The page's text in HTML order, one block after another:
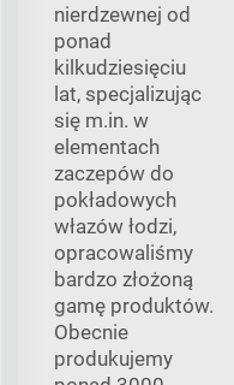
nierdzewnej od
ponad
kilkudziesięciu
lat, specjalizując
się m.in. w
elementach
zaczepów do
pokładowych
włazów łodzi,
opracowaliśmy
bardzo złożoną
gamę produktów.
Obecnie
produkujemy